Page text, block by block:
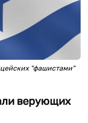
"фашистами"
верующих